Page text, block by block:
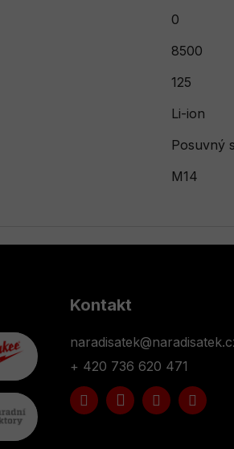
0
8500
125
Li-ion
Posuvný
M14
Kontakt
naradisatek@
+ 420 736 620 471